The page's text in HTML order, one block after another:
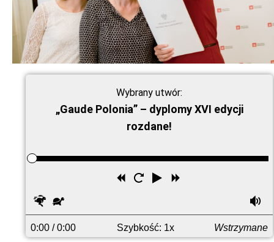
Wybrany utwór:
„Gaude Polonia” – dyplomy XVI edycji
rozdane!
Odtwórz
Uruchom
Przewiń
przodu
Szybciej
0:00 / 0:00 Szybkość: 1x Wstrzymane